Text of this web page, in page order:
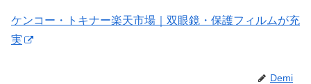
ケンコー・トキナー楽天市場｜双眼鏡・保護フィルムが充
実
Demi